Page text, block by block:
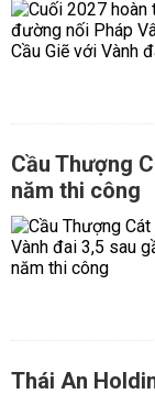
Cầu Thượng
năm thi công
Thái An